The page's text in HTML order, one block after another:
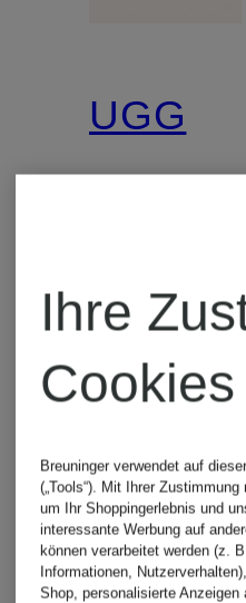
UGG
CHF 179
Ihre
Cookies
Breuninger verwendet auf
(„Tools“). Mit Ihrer
um Ihr Shoppingerlebnis und
interessante Werbung auf
können verarbeitet werden (z.
Informationen,
Shop, personalisierte